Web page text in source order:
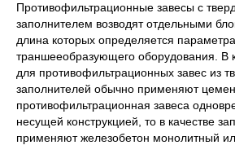
Противофильтрационные завесы с
заполнителем возводят отдельными
длина которых определяется
траншееобразующего оборудования. В
для противофильтрационных завес из
заполнителей обычно применяют
противофильтрационная завеса
несущей конструкцией, то в качестве
применяют железобетон монолитный